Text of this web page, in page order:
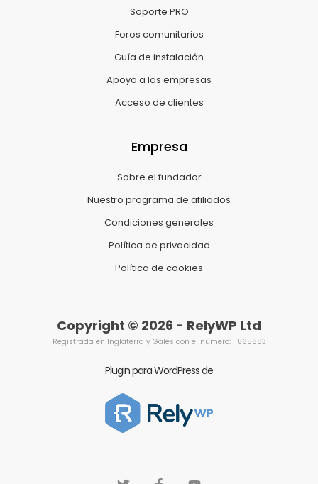
Soporte PRO
Foros comunitarios
Guía de instalación
Apoyo a las empresas
Acceso de clientes
Empresa
Sobre el fundador
Nuestro programa de afiliados
Condiciones generales
Política de privacidad
Política de cookies
Copyright © 2026 - RelyWP Ltd
Registrada en Inglaterra y Gales con el número: 11865883
Plugin para WordPress de